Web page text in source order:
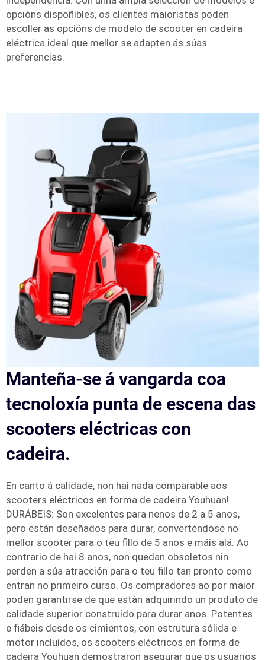
opcións dispoñibles, os clientes maioristas poden
escoller as opcións de modelo de scooter en cadeira
eléctrica ideal que mellor se adapten ás súas
preferencias.
Manteña-se á vangarda coa
tecnoloxía punta de escena das
scooters eléctricas con
cadeira.
En canto á calidade, non hai nada comparable aos
scooters eléctricos en forma de cadeira Youhuan!
DURÁBEIS: Son excelentes para nenos de 2 a 5 anos,
pero están deseñados para durar, converténdose no
mellor scooter para o teu fillo de 5 anos e máis alá. Ao
contrario de hai 8 anos, non quedan obsoletos nin
perden a súa atracción para o teu fillo tan pronto como
entran no primeiro curso. Os compradores ao por maior
poden garantirse de que están adquirindo un produto de
calidade superior construído para durar anos. Potentes
e fiábeis desde os cimientos, con estrutura sólida e
motor incluídos, os scooters eléctricos en forma de
cadeira Youhuan demostraron asegurar que os usuarios